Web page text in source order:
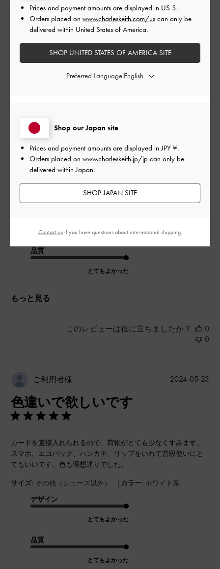
とてもよかった
もっと見る
このレビューは役に立ちましたか？
thaさんのレビュー
可愛い😍
その他（シューズ以外） |カラー:
とてもよかった
品質
とてもよかった
もっと見る
このレビューは役に立ちましたか？
0
0
ご利用者様
色違いで欲しいです
カードを直接入れられるので、荷物がとても少なくすみます。
スマホ、エコバッグ、ハンカチ、リップをいれて普段使いにと
てもいいです。色も理想通りでした。
サイズ: その他（シューズ以外） | カラー: ホワイト系
デザイン
とてもよかった
品質
とてもよかった
公
2024-05-23
Shop our Japan site
Prices and payment amounts are displayed inJPY ¥.
Orders placed on www.charleskeith.jp/jp can only be
delivered within Japan.
SHOP JAPAN SITE
Prices and payment amounts are displayed in US $.
Orders placed on www.charleskeith.com/us can only be
delivered within United States of America.
SHOP UNITED STATES OF AMERICA SITE
Preferred Language:
Contact usif you have questions about international shipping.